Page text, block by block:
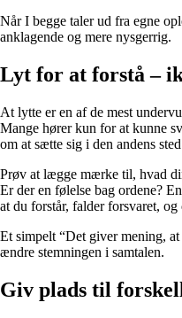
Når I begge taler ud fra egne
anklagende og mere nysgerrig.
Lyt for at forstå –
At lytte er en af de mest
Mange hører kun for at kunne
om at sætte sig i den andens
Prøv at lægge mærke til, hvad
Er der en følelse bag ordene?
at du forstår, falder forsvaret,
Et simpelt “Det giver mening,
ændre stemningen i samtalen.
Giv plads til